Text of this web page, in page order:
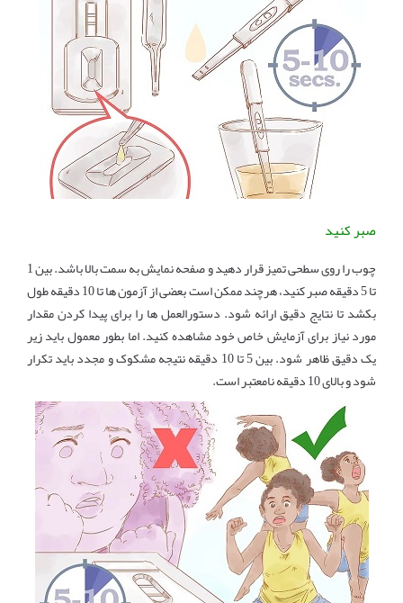
صبر کنید
چوب را روی سطحی تمیز قرار دهید و صفحه نمایش به سمت بالا باشد. بین 1
تا 5 دقیقه صبر کنید، هرچند ممکن است بعضی از آزمون ها تا 10 دقیقه طول
بکشد تا نتایج دقیق ارائه شود. دستورالعمل ها را برای پیدا کردن مقدار
مورد نیاز برای آزمایش خاص خود مشاهده کنید. اما بطور معمول باید زیر
یک دقیق ظاهر شود. بین 5 تا 10 دقیقه نتیجه مشکوک و مجدد باید تکرار
شود و بالای 10 دقیقه نامعتبر است.